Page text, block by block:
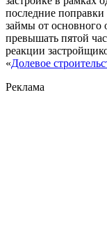
последние поправки
займы от основного
превышать пятой
реакции
«Долевое
Реклама